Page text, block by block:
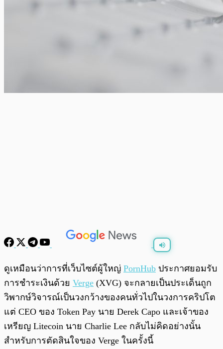
พร้อมเล่น
ดูเหมือนว่าการที่เว็บไซต์ผู้ใหญ่ PornHub ประกาศยอมรับ
การชำระเงินด้วย Verge (XVG) จะกลายเป็นประเด็นถูก
วิพากษ์วิจารณ์เป็นวงกว้างของคนทั่วไปในวงการคริปโต
แต่ CEO ของ Token Pay นาย Derek Capo และเจ้าของ
เหรียญ Litecoin นาย Charlie Lee กลับไม่คิดอย่างนั้น
สำหรับการตัดสินใจของ Verge ในครั้งนี้